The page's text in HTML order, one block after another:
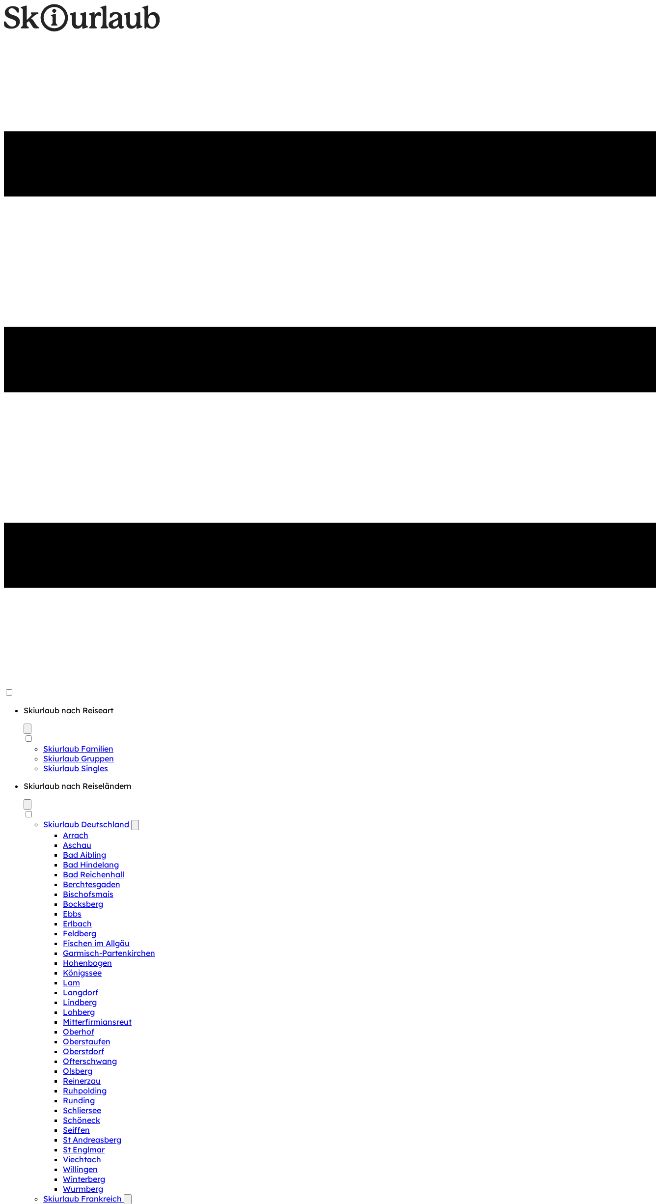
Skiurlaub nach Reiseart
Skiurlaub Familien
Skiurlaub Gruppen
Skiurlaub Singles
Skiurlaub nach Reiseländern
Skiurlaub Deutschland
Arrach
Aschau
Bad Aibling
Bad Hindelang
Bad Reichenhall
Berchtesgaden
Bischofsmais
Bocksberg
Ebbs
Erlbach
Feldberg
Fischen im Allgäu
Garmisch-Partenkirchen
Hohenbogen
Königssee
Lam
Langdorf
Lindberg
Lohberg
Mitterfirmiansreut
Oberhof
Oberstaufen
Oberstdorf
Ofterschwang
Olsberg
Reinerzau
Ruhpolding
Runding
Schliersee
Schöneck
Seiffen
St Andreasberg
St Englmar
Viechtach
Willingen
Winterberg
Wurmberg
Skiurlaub Frankreich